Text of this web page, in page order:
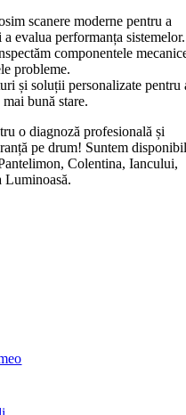
scanere moderne pentru a
evalua performanța sistemelor.
componentele
probleme.
și soluții personalizate pentru
bună stare.
o diagnoză profesională și
pe drum! Suntem
Colentina, Iancului,
Luminoasă.